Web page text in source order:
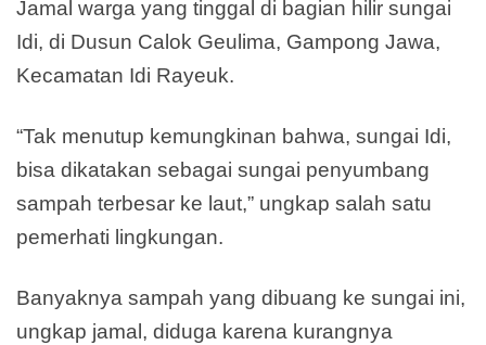
Jamal warga yang tinggal di bagian hilir sungai
Idi, di Dusun Calok Geulima, Gampong Jawa,
Kecamatan Idi Rayeuk.
“Tak menutup kemungkinan bahwa, sungai Idi,
bisa dikatakan sebagai sungai penyumbang
sampah terbesar ke laut,” ungkap salah satu
pemerhati lingkungan.
Banyaknya sampah yang dibuang ke sungai ini,
ungkap jamal, diduga karena kurangnya